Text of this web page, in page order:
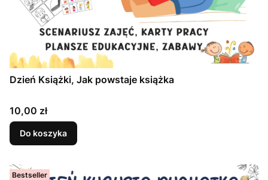
Dzień Książki, Jak powstaje książka
Cena
10,00 zł
Do koszyka
Bestseller